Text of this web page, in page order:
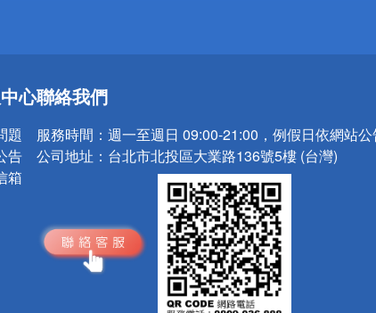
！
心
題
告
箱
聯絡我們
服務時間： 週一至週日 09:00-21:00，例假日依網站
公司地址： 台北市北投區大業路136號5樓 (台灣)